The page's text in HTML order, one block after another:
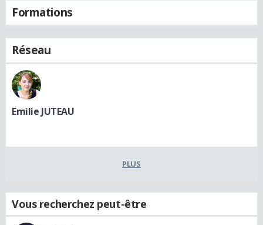
Formations
Réseau
Emilie JUTEAU
PLUS
Vous recherchez peut-être